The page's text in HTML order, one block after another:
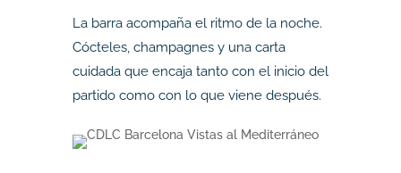
La barra acompaña el ritmo de la noche.
Cócteles, champagnes y una carta
cuidada que encaja tanto con el inicio del
partido como con lo que viene después.